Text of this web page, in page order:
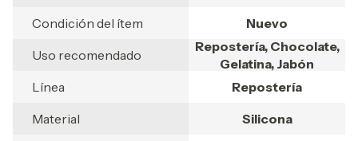
Condición del ítem
Nuevo
Uso recomendado
Repostería, Chocolate,
Gelatina, Jabón
Línea
Repostería
Material
Silicona